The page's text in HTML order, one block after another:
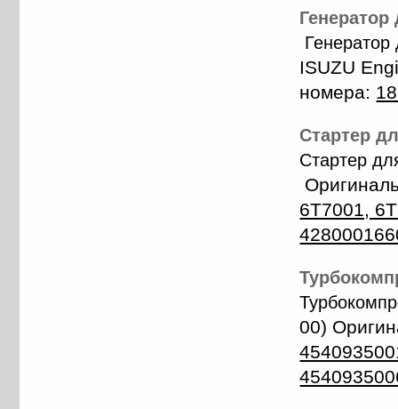
Генератор
ISUZU
номера:
Стартер
Стартер
6T7001,
00)